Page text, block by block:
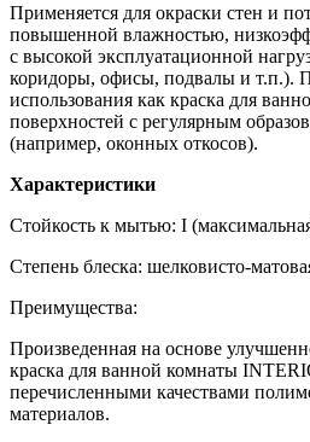
Применяется для окраски стен и
повышенной влажностью,
с высокой эксплуатационной
коридоры, офисы, подвалы и т.п.).
использования как краска для
поверхностей с регулярным
(например, оконных откосов).
Характеристики
Стойкость к мытью: I
Степень блеска: шелковисто-
Преимущества:
Произведенная на основе
краска для ванной комнаты
перечисленными качествами
материалов.